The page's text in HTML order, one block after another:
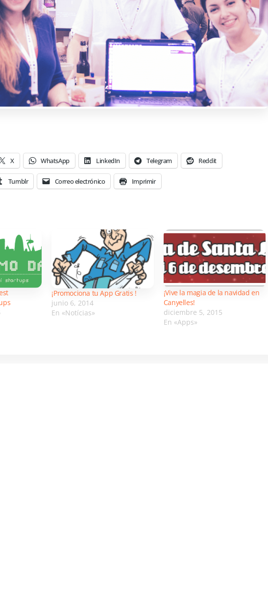
X WhatsApp LinkedIn Telegram Reddit
Tumblr Correo electrónico Imprimir
¡Promociona tu App Gratis !
junio 6, 2014
En «Notícias»
¡Vive la magia de la navidad en
Canyelles!
diciembre 5, 2015
En «Apps»